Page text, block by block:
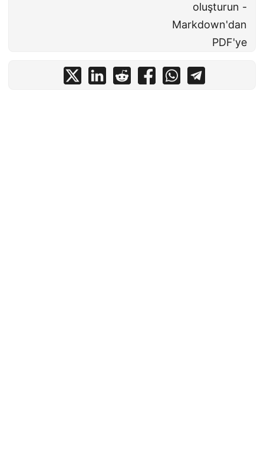
oluşturun -
Markdown'dan
PDF'ye